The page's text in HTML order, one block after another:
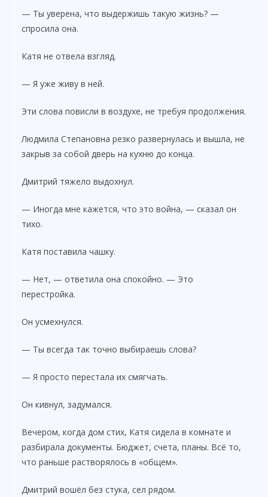
— Ты уверена, что выдержишь такую жизнь? —
спросила она.
Катя не отвела взгляд.
— Я уже живу в ней.
Эти слова повисли в воздухе, не требуя продолжения.
Людмила Степановна резко развернулась и вышла, не
закрыв за собой дверь на кухню до конца.
Дмитрий тяжело выдохнул.
— Иногда мне кажется, что это война, — сказал он
тихо.
Катя поставила чашку.
— Нет, — ответила она спокойно. — Это
перестройка.
Он усмехнулся.
— Ты всегда так точно выбираешь слова?
— Я просто перестала их смягчать.
Он кивнул, задумался.
Вечером, когда дом стих, Катя сидела в комнате и
разбирала документы. Бюджет, счета, планы. Всё то,
что раньше растворялось в «общем».
Дмитрий вошёл без стука, сел рядом.